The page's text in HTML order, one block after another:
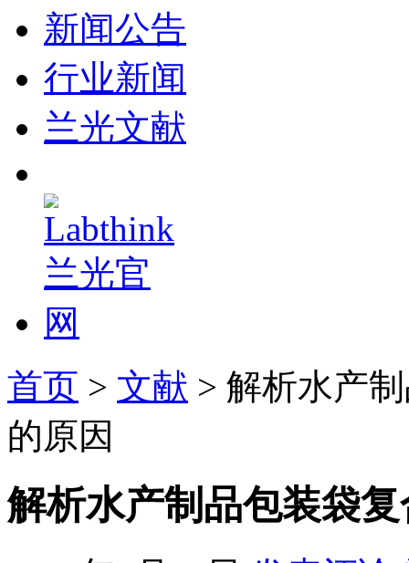
新闻公告
行业新闻
兰光文献
首页 > 文献 > 解析水产
的原因
解析水产制品包装袋